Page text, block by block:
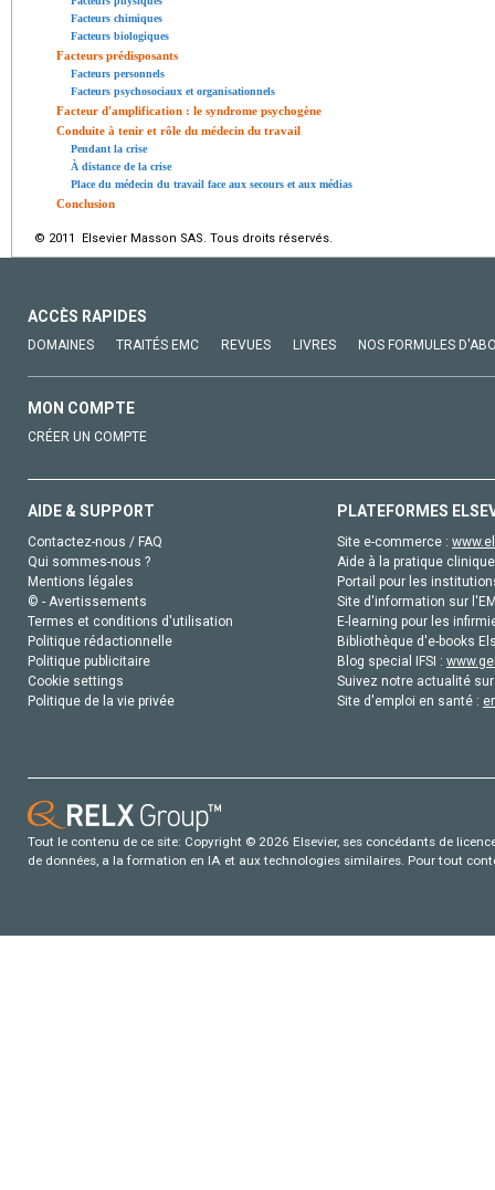
Facteurs chimiques
Facteurs biologiques
Facteurs prédisposants
Facteurs personnels
Facteurs psychosociaux et organisationnels
Facteur d'amplification : le syndrome psychogène
Conduite à tenir et rôle du médecin du travail
Pendant la crise
À distance de la crise
Place du médecin du travail face aux secours et aux médias
Conclusion
© 2011 Elsevier Masson SAS. Tous droits réservés.
ACCÈS RAPIDES
DOMAINES TRAITÉS EMC REVUES LIVRES NOS FORMULES
MON COMPTE
CRÉER UN COMPTE
AIDE & SUPPORT
Contactez-nous / FAQ
Qui sommes-nous ?
Mentions légales
© - Avertissements
Termes et conditions d'utilisation
Politique rédactionnelle
Politique publicitaire
Cookie settings
Politique de la vie privée
PLATEFORMES
Site e-commerce :
Aide à la pratique
Portail pour les
Site d'information sur
E-learning pour les
Bibliothèque d'e-books
Blog special IFSI :
Suivez notre actualité
Site d'emploi en santé :
Tout le contenu de ce site: Copyright © 2026 Elsevier, ses concédants de
de données, a la formation en IA et aux technologies similaires. Pour tout